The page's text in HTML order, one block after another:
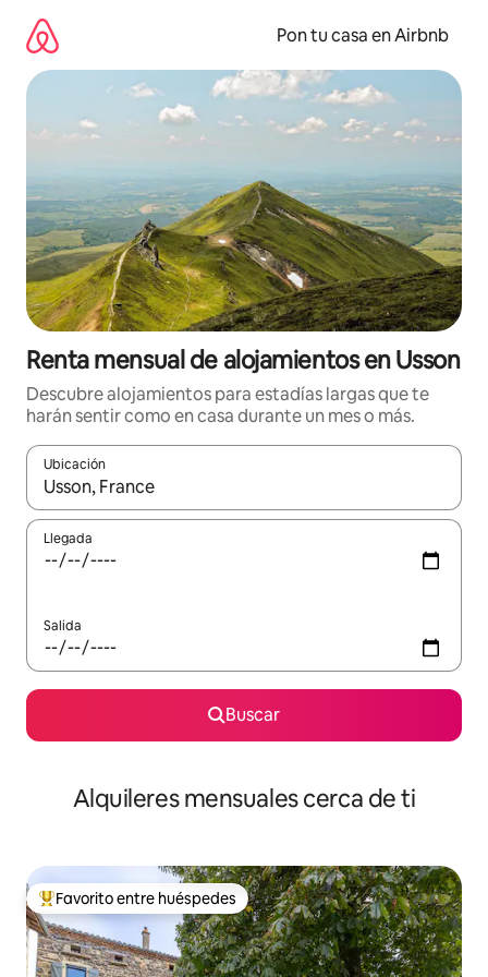
contenido
Pon tu casa en Airbnb
Renta mensual de alojamientos en Usson
Descubre alojamientos para estadías largas que te
harán sentir como en casa durante un mes o más.
Ubicación
Cuando los resultados estén disponibles, navega con las
Llegada
Salida
Buscar
Alquileres mensuales cerca de ti
Favorito entre huéspedes preferido
Favorito entre huéspedes